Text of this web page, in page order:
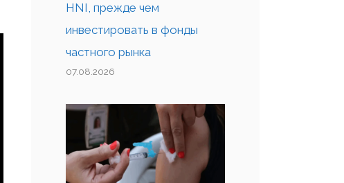
HNI, прежде чем
инвестировать в фонды
частного рынка
07.08.2026